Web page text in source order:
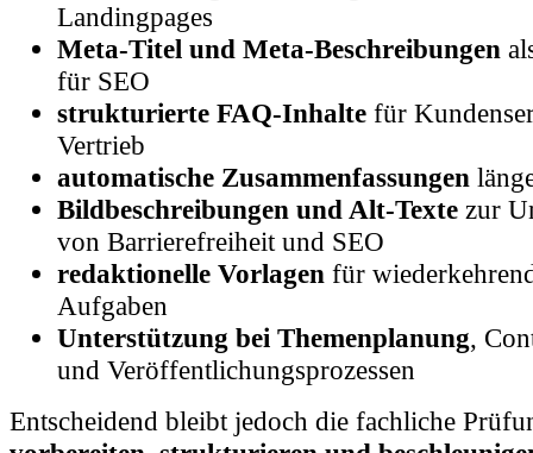
Meta-Titel und Meta-Beschreibungen
für SEO
strukturierte FAQ-Inhalte
Vertrieb
automatische Zusammenfassungen
Bildbeschreibungen und Alt-Textezur
von Barrierefreiheit und SEO
redaktionelle Vorlagen für
Aufgaben
Unterstützung bei Themenplanung
und Veröffentlichungsprozessen
vorbereiten, strukturieren und